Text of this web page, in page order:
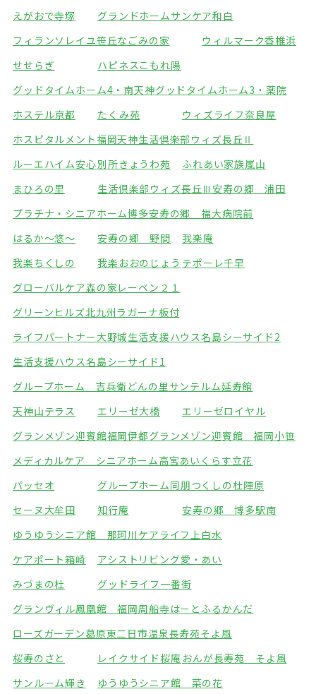
えがおで寺塚
グランドホームサンケア和白
フィランソレイユ笹丘なごみの家
ウィルマーク香椎浜
せせらぎ
ハピネスこもれ陽
グッドタイムホーム4・南天神グッドタイムホーム3・薬院
ホステル京都
たくみ苑
ウィズライフ奈良屋
ホスピタルメント福岡天神生活倶楽部ウィズ長丘Ⅱ
ルーエハイム安心別所きょうわ苑
ふれあい家族嵐山
まひろの里
生活倶楽部ウィズ長丘Ⅲ安寿の郷 浦田
プラチナ・シニアホーム博多安寿の郷 福大病院前
はるか～悠～
安寿の郷 野間
我楽庵
我楽ちくしの
我楽おおのじょう テポーレ千早
グローバルケア森の家レーベン２１
グリーンヒルズ北九州ラガーナ板付
ライフパートナー大野城生活支援ハウス名島シーサイド2
生活支援ハウス名島シーサイド1
グループホーム 吉兵衛どんの里 サンテルム延寿館
天神山テラス
エリーゼ大橋
エリーゼロイヤル
グランメゾン迎賓館福岡伊都グランメゾン迎賓館 福岡小笹
メディカルケア シニアホーム高宮あいくらす立花
パッセオ
グループホーム同朋つくしの杜陣原
セーヌ大牟田
知行庵
安寿の郷 博多駅南
ゆうゆうシニア館 那珂川 ケアライフ上白水
ケアポート箱崎
アシストリビング愛・あい
みづまの杜
グッドライフ一番街
グランヴィル鳳凰館 福岡周船寺はーとふるかんだ
ローズガーデン葛原東二日市温泉長寿苑そよ風
桜寿のさと
レイクサイド桜庵 おんが長寿苑 そよ風
サンルーム輝き
ゆうゆうシニア館 菜の花